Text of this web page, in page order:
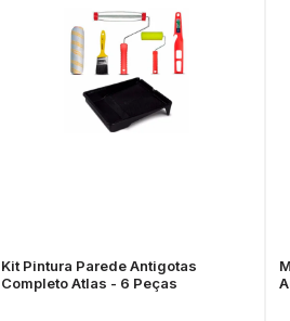
Kit Pintura Parede Antigotas
Completo Atlas - 6 Peças